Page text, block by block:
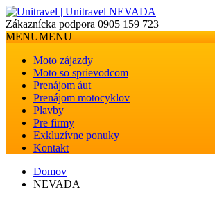
Zákaznícka podpora 0905 159 723
MENUMENU
Moto zájazdy
Moto so sprievodcom
Prenájom áut
Prenájom motocyklov
Plavby
Pre firmy
Exkluzívne ponuky
Kontakt
Domov
NEVADA